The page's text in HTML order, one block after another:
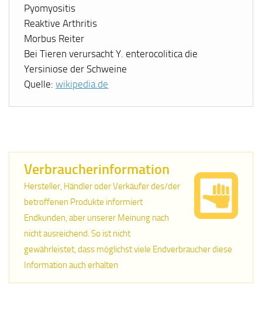
Pyomyositis
Reaktive Arthritis
Morbus Reiter
Bei Tieren verursacht Y. enterocolitica die
Yersiniose der Schweine
Quelle:wikipedia.de
Verbraucherinformation
Hersteller, Händler oder Verkäufer des/der
betroffenen Produkte informiert
Endkunden, aber unserer Meinung nach
nicht ausreichend. So ist nicht
gewährleistet, dass möglichst viele Endverbraucher diese
Information auch erhalten